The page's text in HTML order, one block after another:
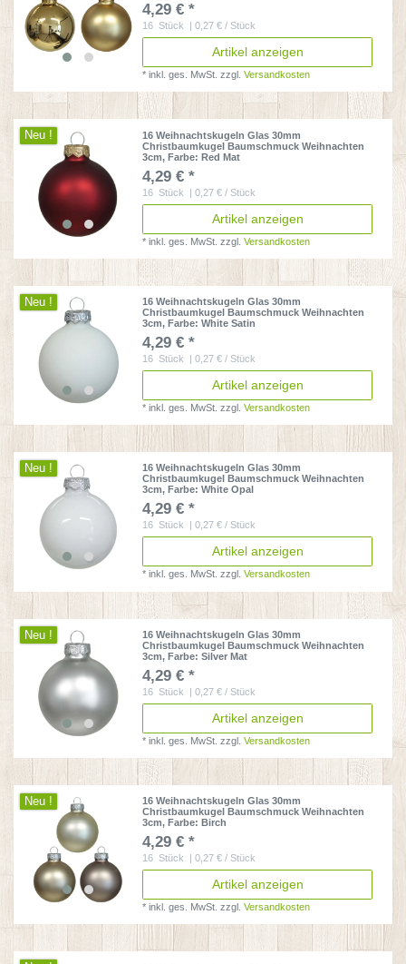
4,29 € *
16 Stück | 0,27 € / Stück
Artikel anzeigen
*inkl. ges. MwSt. zzgl.Versandkosten
Neu !
16 Weihnachtskugeln Glas 30mm
Christbaumkugel Baumschmuck Weihnachten
3cm, Farbe: Red Mat
4,29 € *
16 Stück | 0,27 € / Stück
Artikel anzeigen
*inkl. ges. MwSt. zzgl.Versandkosten
Neu !
16 Weihnachtskugeln Glas 30mm
Christbaumkugel Baumschmuck Weihnachten
3cm, Farbe: White Satin
4,29 € *
16 Stück | 0,27 € / Stück
Artikel anzeigen
*inkl. ges. MwSt. zzgl.Versandkosten
Neu !
16 Weihnachtskugeln Glas 30mm
Christbaumkugel Baumschmuck Weihnachten
3cm, Farbe: White Opal
4,29 € *
16 Stück | 0,27 € / Stück
Artikel anzeigen
*inkl. ges. MwSt. zzgl.Versandkosten
Neu !
16 Weihnachtskugeln Glas 30mm
Christbaumkugel Baumschmuck Weihnachten
3cm, Farbe: Silver Mat
4,29 € *
16 Stück | 0,27 € / Stück
Artikel anzeigen
*inkl. ges. MwSt. zzgl.Versandkosten
Neu !
16 Weihnachtskugeln Glas 30mm
Christbaumkugel Baumschmuck Weihnachten
3cm, Farbe: Birch
4,29 € *
16 Stück | 0,27 € / Stück
Artikel anzeigen
*inkl. ges. MwSt. zzgl.Versandkosten